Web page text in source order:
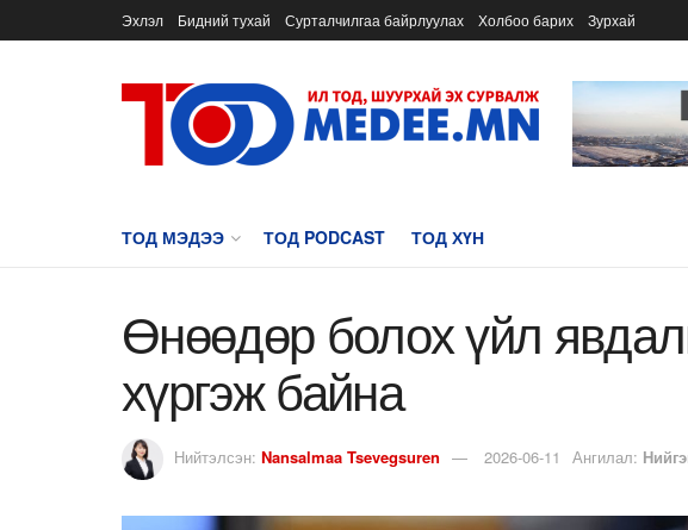
Эхлэл Бидний тухай Сурталчилгаа байрлуулах Холбоо барих Зурхай
ТОД МЭДЭЭ ТОД PODCAST ТОД ХҮН
Өнөөдөр болох үйл
хүргэж байна
Нийтэлсэн: Nansalmaa Tsevegsuren 2026-06-11 Ангилал: